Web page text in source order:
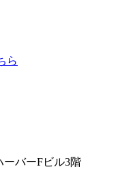
ら
ーバーFビル3階